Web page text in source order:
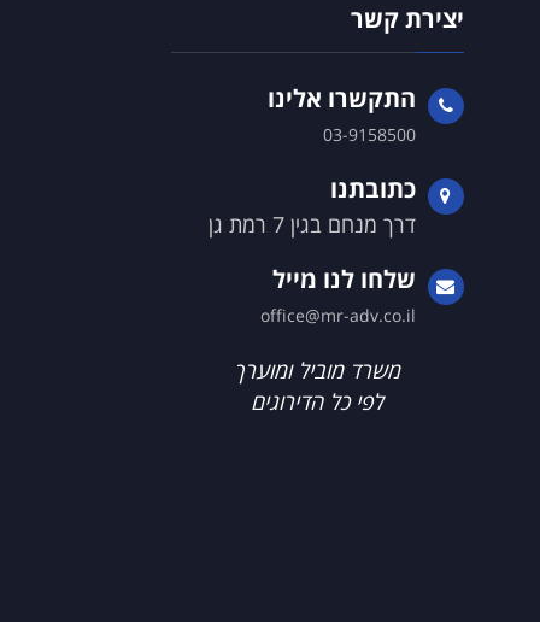
יצירת קשר
התקשרו אלינו
03-9158500
כתובתנו
דרך מנחם בגין 7 רמת גן
שלחו לנו מייל
office@mr-adv.co.il
משרד מוביל ומוערך
לפי כל הדירוגים